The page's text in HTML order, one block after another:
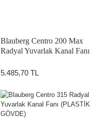
Blauberg Centro 200 Max
Radyal Yuvarlak Kanal Fanı
5.485,70 TL